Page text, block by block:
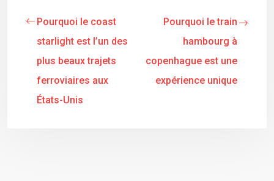
Pourquoi le coast
starlight est l’un des
plus beaux trajets
ferroviaires aux
États-Unis
Pourquoi le train
hambourg à
copenhague est une
expérience unique